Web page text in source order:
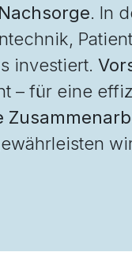
. In
investiert.
– für eine